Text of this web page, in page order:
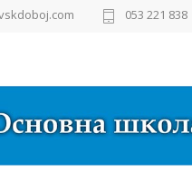
053 221 838